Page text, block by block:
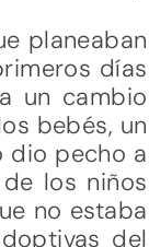
planeaban
días
un cambio
bebés, un
dio pecho a
los niños
no estaba
del